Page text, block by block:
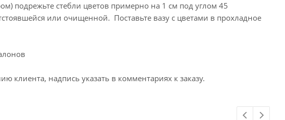
подрежьте стебли цветов примерно на 1 см под углом 45
или очищенной. Поставьте вазу с цветами в прохладное
клиента, надпись указать в комментариях к заказу.